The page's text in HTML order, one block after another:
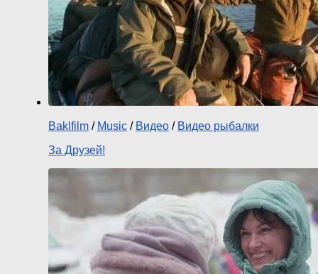
Baklfilm / Music / Видео / Видео рыбалки
За Друзей!